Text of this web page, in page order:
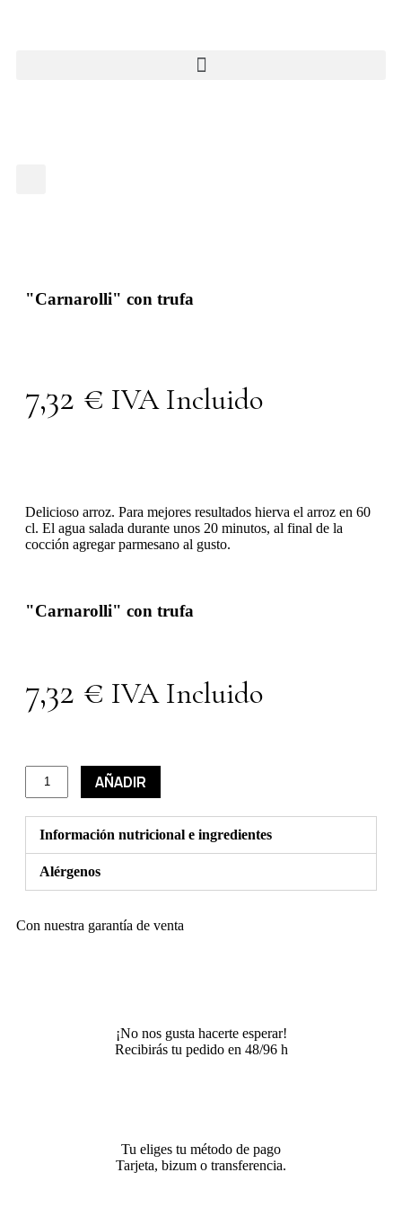
"Carnarolli" con trufa
7,32 € IVA Incluido
Delicioso arroz. Para mejores resultados hierva el arroz en 60
cl. El agua salada durante unos 20 minutos, al final de la
cocción agregar parmesano al gusto.
"Carnarolli" con trufa
7,32 € IVA Incluido
AÑADIR
Información nutricional e ingredientes
Alérgenos
Con nuestra garantía de venta
¡No nos gusta hacerte esperar!
Recibirás tu pedido en 48/96 h
Tu eliges tu método de pago
Tarjeta, bizum o transferencia.